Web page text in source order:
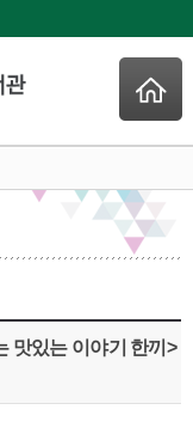
맛있는 이야기 한끼>